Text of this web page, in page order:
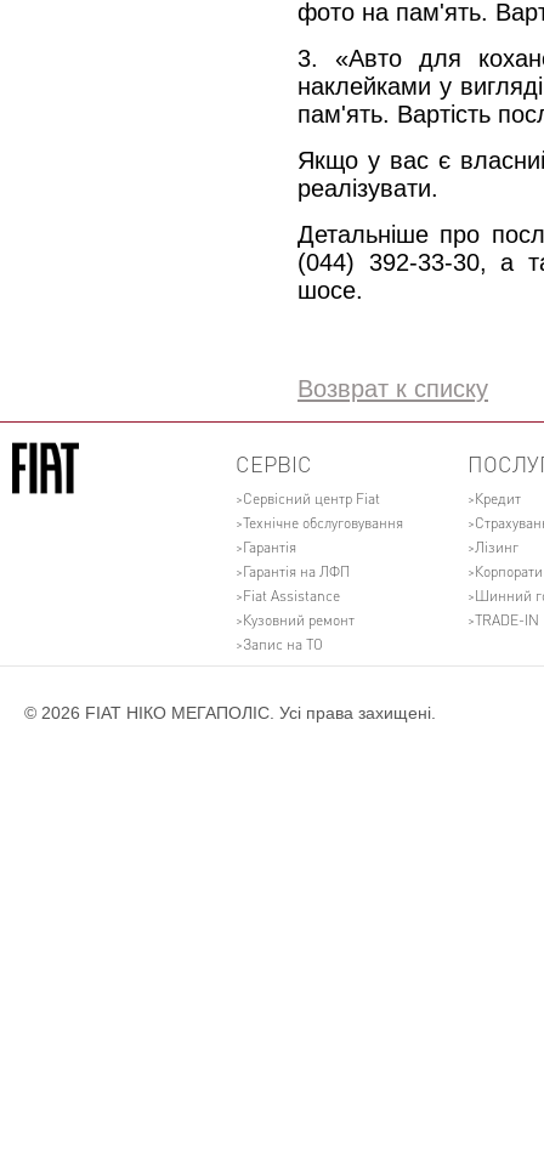
фото на пам'ять.
3. «Авто для
наклейками у
пам'ять. Вартість
Якщо у вас є
реалізувати.
Детальніше про
(044) 392-33-30, а
шосе.
Возврат к списку
СЕРВІС
Сервісний центр Fiat
Технічне обслуговування
Гарантія
Гарантія на ЛФП
Fiat Assistance
Кузовний ремонт
Запис на ТО
Кредит
Лізинг
Шинний
TRADE-IN
© 2026 FIAT НІКО МЕГАПОЛІС. Усі права захищені.